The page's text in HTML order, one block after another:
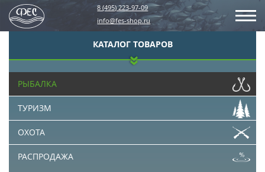
8 (495) 223-97-09
info@fes-shop.ru
КАТАЛОГ ТОВАРОВ
РЫБАЛКА
ТУРИЗМ
ОХОТА
РАСПРОДАЖА